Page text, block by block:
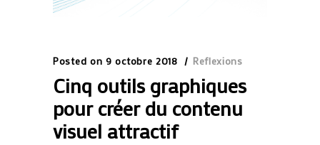
Posted on 9 octobre 2018 Reflexions
Cinq outils graphiques
pour créer du contenu
visuel attractif